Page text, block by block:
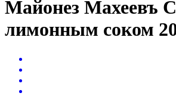
Майонез Махеевъ С
лимонным соком